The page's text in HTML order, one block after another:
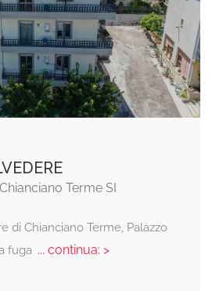
Terme SI
di Chianciano Terme, Palazzo
fuga ... continua: >